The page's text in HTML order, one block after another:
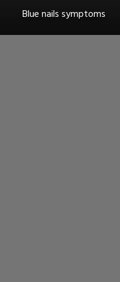
Blue nails symptoms